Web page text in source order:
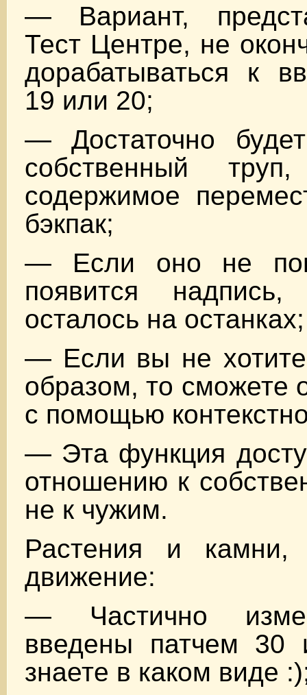
— Вариант,
Тест Центре, не
дорабатываться к
19 или 20;
— Достаточно
собственный
содержимое
бэкпак;
— Если оно не
появится
осталось на останках;
— Если вы не хотите
образом, то сможете
с помощью
— Эта функция
отношению к
не к чужим.
Растения и камни,
движение:
— Частично
введены патчем
знаете в каком виде